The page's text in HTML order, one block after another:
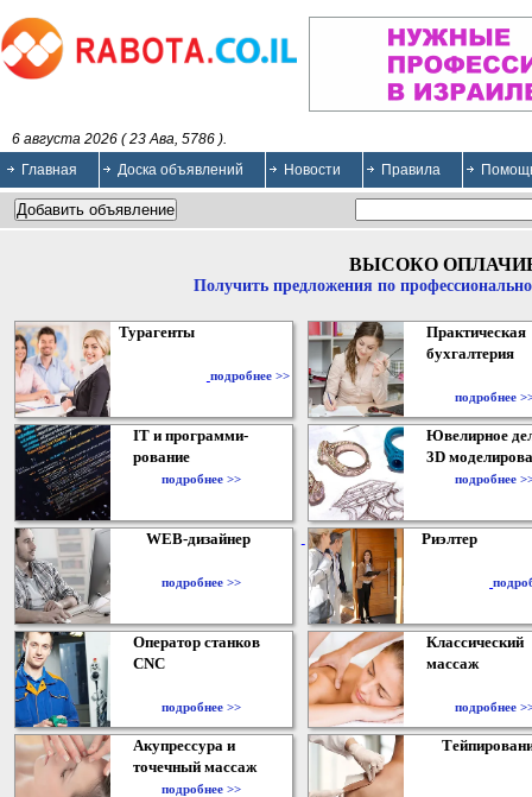
6 августа 2026 ( 23 Ава, 5786 ).
Главная
Доска объявлений Новости Правила
ВЫСОКО
Получить предложения по
Турагенты
подробнее >>
Практическая
бухгалтерия
подробнее
IT и программи-
рование
подробнее >>
Ювелирное
3D
подробнее
WEB-дизайнер
подробнее >>
Риэлтер
Оператор станков
CNC
подробнее >>
Классический
массаж
подробнее
Акупрессура и
точечный массаж
подробнее >>